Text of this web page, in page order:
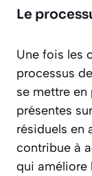
Le
Une fois les
processus
se mettre en
présentes
résiduels en
contribue à
qui améliore